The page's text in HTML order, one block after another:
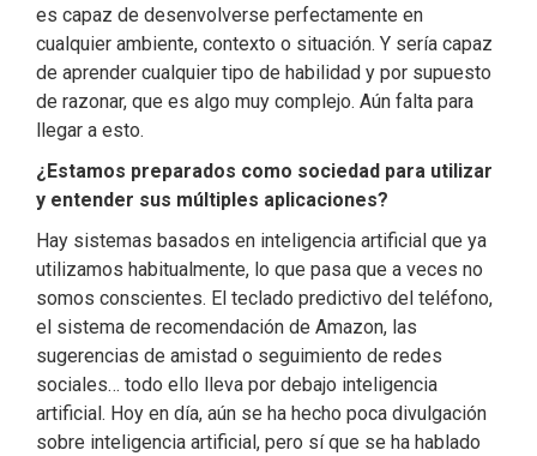
es capaz de desenvolverse perfectamente en
cualquier ambiente, contexto o situación. Y sería capaz
de aprender cualquier tipo de habilidad y por supuesto
de razonar, que es algo muy complejo. Aún falta para
llegar a esto.
¿Estamos preparados como sociedad para utilizar
y entender sus múltiples aplicaciones?
Hay sistemas basados en inteligencia artificial que ya
utilizamos habitualmente, lo que pasa que a veces no
somos conscientes. El teclado predictivo del teléfono,
el sistema de recomendación de Amazon, las
sugerencias de amistad o seguimiento de redes
sociales… todo ello lleva por debajo inteligencia
artificial. Hoy en día, aún se ha hecho poca divulgación
sobre inteligencia artificial, pero sí que se ha hablado